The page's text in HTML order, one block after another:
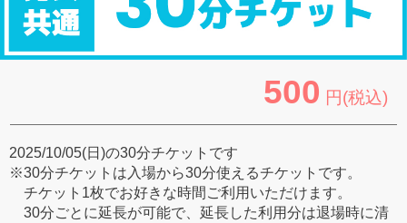
500 円(税込)
2025/10/05(日)の30分チケットです
※30分チケットは入場から30分使えるチケットです。
チケット1枚でお好きな時間ご利用いただけます。
30分ごとに延長が可能で、延長した利用分は退場時に清